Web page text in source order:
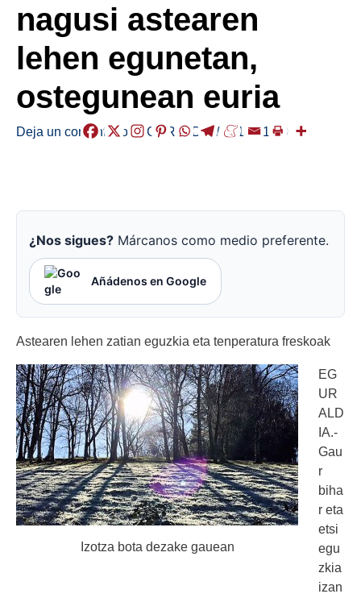
nagusi astearen
lehen egunetan,
ostegunean euria
Deja un comentario /EGURALDIA/ 2018-01-29
¿Nos sigues? Márcanos como medio preferente.
Añádenos en Google
Astearen lehen zatian eguzkia eta tenperatura freskoak
Izotza bota dezake gauean
EG
UR
ALD
IA.-
Gau
r
biha
r eta
etsi
egu
zkia
izan